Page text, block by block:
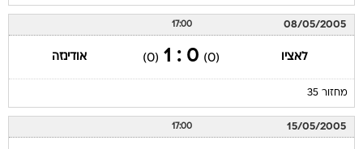
08/05/2005
17:00
לאציו (0)
0 : 1
(0) אודינזה
מחזור 35
15/05/2005
17:00